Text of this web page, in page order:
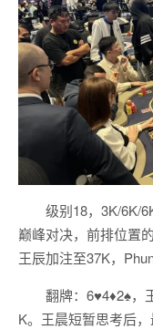
级别18，3K/6K/
巅峰对决，前排位置
王辰加注至37K，
翻牌：6♥️4♦️2♠️，
K。王晨短暂思考后，